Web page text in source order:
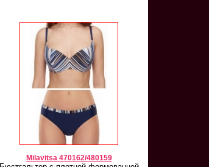
Milavitsa 470162/480159